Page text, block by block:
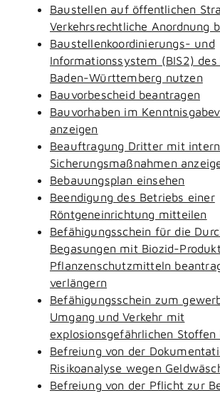
Baustellen auf öffentlichen
Verkehrsrechtliche Anordnung
Baustellenkoordinierungs- und
Informationssystem (BIS2) des
Baden-Württemberg nutzen
Bauvorbescheid beantragen
Bauvorhaben im
anzeigen
Beauftragung Dritter mit
Sicherungsmaßnahmen
Bebauungsplan einsehen
Beendigung des Betriebs einer
Röntgeneinrichtung mitteilen
Befähigungsschein für die
Begasungen mit Biozid-
Pflanzenschutzmitteln
verlängern
Befähigungsschein zum
Umgang und Verkehr mit
explosionsgefährlichen Stoffen
Befreiung von der
Risikoanalyse wegen
Befreiung von der Pflicht zur